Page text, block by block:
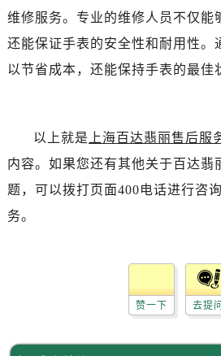
维修服务。专业的维修人员不仅能
还能保证手表的安全性和耐用性。
以节省成本，还能保持手表的最佳
以上就是 上海百达翡丽售后服
内容。如果您还有其他关于百达翡
题，可以拨打页面400电话进行咨
务。
赞一下 去提问